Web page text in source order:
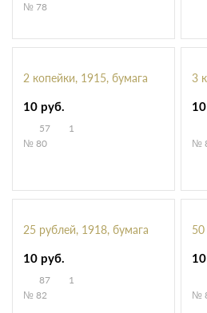
№ 78
2 копейки, 1915, бумага
10 руб.
57
1
№ 80
3
№
25 рублей, 1918, бумага
10 руб.
87
1
№ 82
50
№